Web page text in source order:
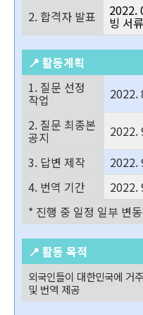
2. 합격자 발표
2022.
빙 서
📍 활동계획
1. 질문 선정
작업
2022.
2. 질문 최종본
공지
2022.
3. 답변 제작
2022.
4. 번역 기간
2022.
* 진행 중 일정 일부 변
📍 활동 목적
외국인들이 대한민국에 거
및 번역 제공